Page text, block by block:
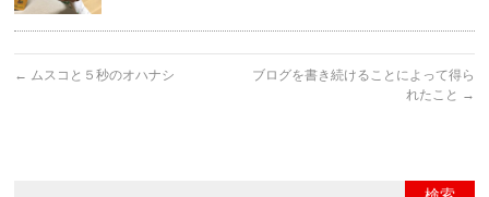
← ムスコと５秒のオハナシ
ブログを書き続けることによって得ら
れたこと →